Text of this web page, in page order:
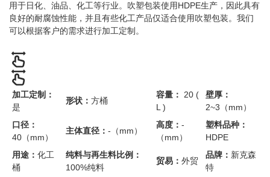
用于日化、油品、化工等行业。吹塑包装使用HDPE生产，因此具有
良好的耐腐蚀性能，并且有些化工产品仅适合使用吹塑包装。我们
可以根据客户的需求进行加工定制。
加工定制：
是
形状： 方桶
容量： 20 (
L )
壁厚：
2~3（mm）
口径：
40（mm）
主体直径： -（mm）
高度： -
（mm）
塑料品种：
HDPE
用途： 化工
桶
纯料与再生料比例：
100%纯料
贸易： 外贸
品牌： 新克森
特